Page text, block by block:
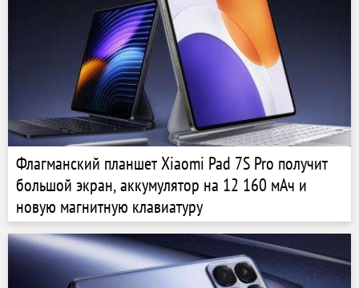
Флагманский планшет Xiaomi Pad 7S Pro получит
большой экран, аккумулятор на 12 160 мАч и
новую магнитную клавиатуру